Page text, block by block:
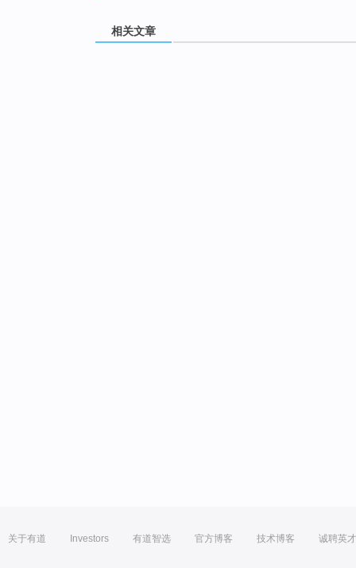
相关文章
关于有道 Investors 有道智选 官方博客 技术博客 诚聘英才